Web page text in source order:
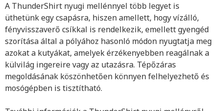
A ThunderShirt nyugi mellénnyel több legyet is
üthetünk egy csapásra, hiszen amellett, hogy vízálló,
fényvisszaverő csíkkal is rendelkezik, emellett gyengéd
szorítása által a pólyához hasonló módon nyugtatja meg
azokat a kutyákat, amelyek érzékenyebben reagálnak a
külvilág ingereire vagy az utazásra. Tépőzáras
megoldásának köszönhetően könnyen felhelyezhető és
mosógépben is tisztítható.